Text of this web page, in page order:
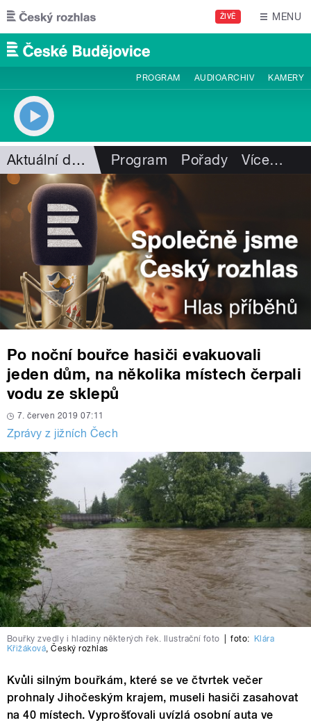
Přejít k hlavnímu obsahu
ŽIVĚ MENU
PROGRAM AUDIOARCHIV KAMERY
Aktuální dění Program Pořady Více…
Po noční bouřce hasiči evakuovali
jeden dům, na několika místech čerpali
vodu ze sklepů
7. červen 2019 07:11
Zprávy z jižních Čech
Bouřky zvedly i hladiny některých řek. Ilustrační foto foto:
Klára
Křižáková,Český rozhlas
Kvůli silným bouřkám, které se ve čtvrtek večer
prohnaly Jihočeským krajem, museli hasiči zasahovat
na 40 místech. Vyprošťovali uvízlá osobní auta ve